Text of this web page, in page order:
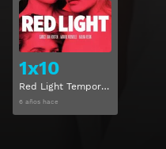
1x10
Red Light Temporada 1 Capitulo 10
6 años hace